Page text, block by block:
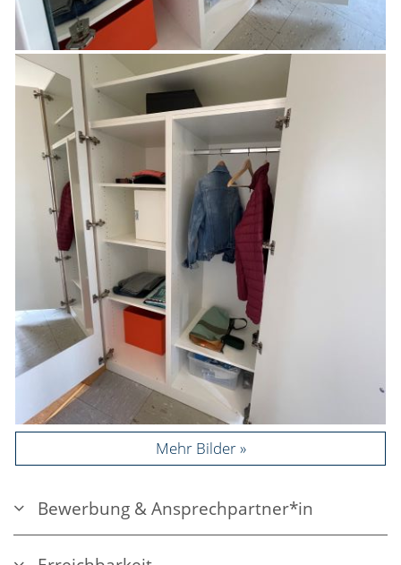
Mehr Bilder
Bewerbung & Ansprechpartner*in